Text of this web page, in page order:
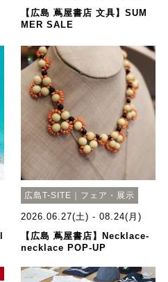
【広島 蔦屋書店 文具】SUM
MER SALE
広島T-SITE｜フェア・展示
2026.06.27(土) - 08.24(月)
【広島 蔦屋書店】Necklace-
necklace POP-UP